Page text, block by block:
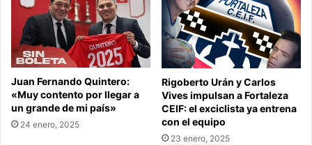
Juan Fernando Quintero:
«Muy contento por llegar a
un grande de mi país»
24 enero, 2025
Rigoberto Urán y Carlos
Vives impulsan a Fortaleza
CEIF: el exciclista ya entrena
con el equipo
23 enero, 2025